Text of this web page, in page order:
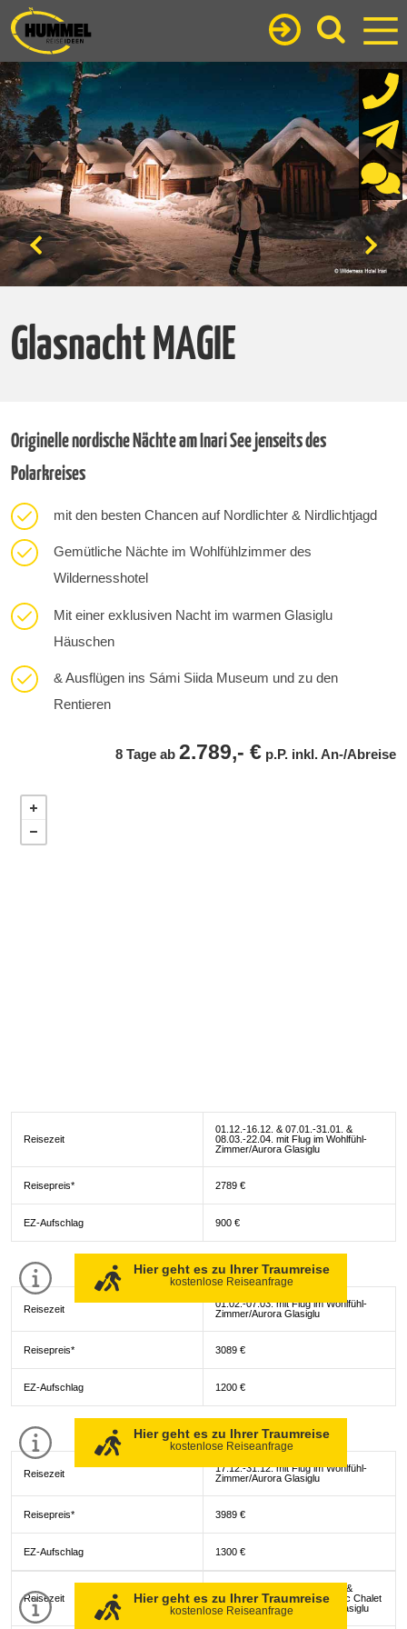
Glasnacht MAGIE
Originelle nordische Nächte am Inari See jenseits des
Polarkreises
mit den besten Chancen auf Nordlichter & Nirdlichtjagd
Gemütliche Nächte im Wohlfühlzimmer des
Wildernesshotel
Mit einer exklusiven Nacht im warmen Glasiglu
Häuschen
& Ausflügen ins Sámi Siida Museum und zu den
Rentieren
8 Tage ab 2.789,- €p.P. inkl. An-/Abreise
Reisezeit
01.12.-16.12. & 07.01.-31.01. &
08.03.-22.04. mit Flug im Wohlfühl-
Zimmer/Aurora Glasiglu
Reisepreis* 2789 €
EZ-Aufschlag 900 €
Hier geht es zu Ihrer Traumreise
kostenlose Reiseanfrage
Reisezeit
01.02.-07.03. mit Flug im Wohlfühl-
Zimmer/Aurora Glasiglu
Reisepreis* 3089 €
EZ-Aufschlag 1200 €
Hier geht es zu Ihrer Traumreise
kostenlose Reiseanfrage
Reisezeit
17.12.-31.12. mit Flug im Wohlfühl-
Zimmer/Aurora Glasiglu
Reisepreis* 3989 €
EZ-Aufschlag 1300 €
Hier geht es zu Ihrer Traumreise
kostenlose Reiseanfrage
Reisezeit
01.12.-16.12. & 07.01.-31.01. &
08.03.-22.04. mit Flug im Arctic Chalet
mit Sauna & Kamin/Aurora Glasiglu